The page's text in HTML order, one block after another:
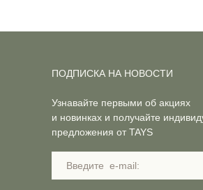
Узнавайте первыми об акциях
и новинках и получайте
предложения от TAYS
ПОДПИСКА НА НОВОСТИ